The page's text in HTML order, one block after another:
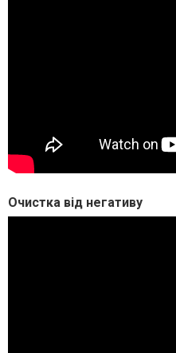
Очистка від негативу